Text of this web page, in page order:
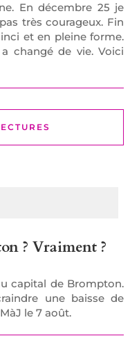
En décembre 25 je
très courageux. Fin
et en pleine forme.
changé de vie. Voici
? Vraiment ?
capital de Brompton.
une baisse de
le 7 août.